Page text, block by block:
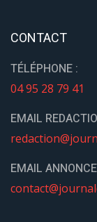
CONTACT
TÉLÉPHONE :
04 95 28 79 41
EMAIL
EMAIL